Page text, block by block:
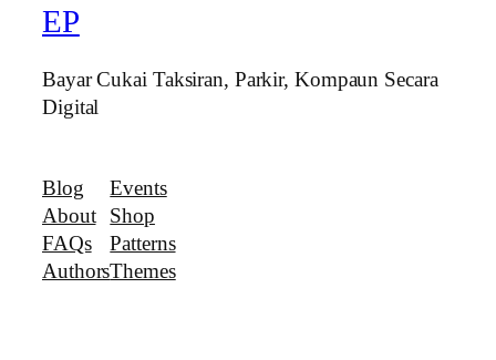
EP
Bayar Cukai Taksiran, Parkir, Kompaun Secara
Digital
Blog
About
FAQs
Authors
Events
Shop
Patterns
Themes